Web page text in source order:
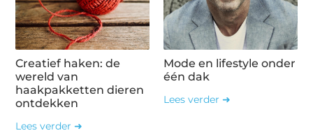
Creatief haken: de
wereld van
haakpakketten dieren
ontdekken
Lees verder ➜
Mode en lifestyle onder
één dak
Lees verder ➜